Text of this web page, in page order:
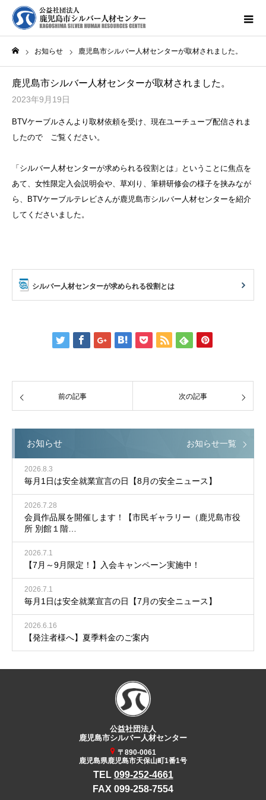
お知らせ 鹿児島市シルバー人材センターが取材されました。
鹿児島市シルバー人材センターが取材されました。
2023年9月19日
BTVケーブルさんより取材依頼を受け、現在ユーチューブ配信されま
したので ご覧ください。
「シルバー人材センターが求められる役割とは」ということに焦点を
あて、女性限定入会説明会や、草刈り、筆耕研修会の様子を挟みなが
ら、BTVケーブルテレビさんが鹿児島市シルバー人材センターを紹介
してくださいました。
シルバー人材センターが求められる役割とは
前の記事 次の記事
お知らせ
2026.8.3
毎月1日は安全就業宣言の日【8月の安全ニュース】
2026.7.28
会員作品展を開催します！【市民ギャラリー（鹿児島市役
所 別館１階…
2026.7.1
【7月～9月限定！】入会キャンペーン実施中！
2026.7.1
毎月1日は安全就業宣言の日【7月の安全ニュース】
2026.6.16
【発注者様へ】夏季料金のご案内
お知らせ一覧
公益社団法人
鹿児島市シルバー人材センター
〒890-0061
鹿児島県鹿児島市天保山町1番1号
TEL 099-252-4661
FAX 099-258-7554